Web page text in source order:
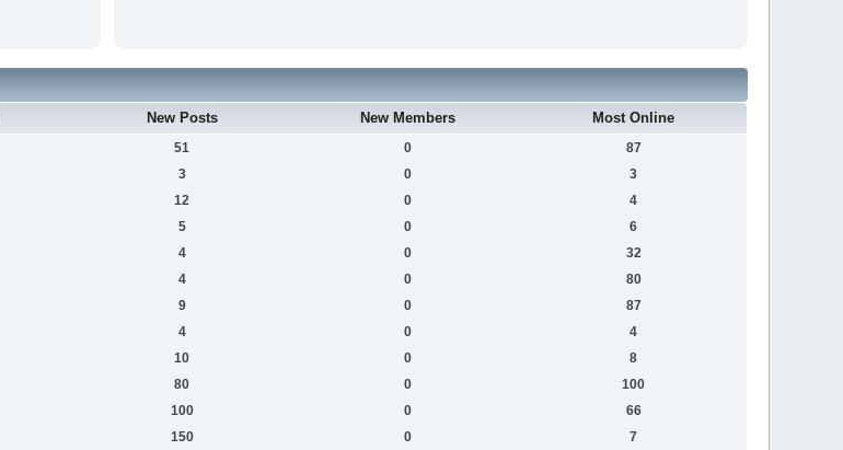
New Posts New Members Most Online
51 0
87
3 0
3
12 0
4
5 0
6
4 0
32
4 0
80
9 0
87
4 0
4
10 0
8
80 0
100
100 0
66
150 0 7